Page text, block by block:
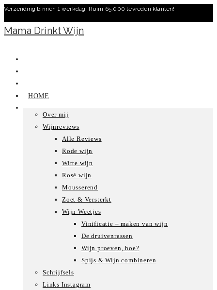
Ga
naar
inhoud
Verzending binnen 1 werkdag. Ruim 65.000 tevreden klanten!
Mama Drinkt Wijn
HOME
Over mij
Wijnreviews
Alle Reviews
Rode wijn
Witte wijn
Rosé wijn
Mousserend
Zoet & Versterkt
Wijn Weetjes
Vinificatie – maken van wijn
De druivenrassen
Wijn proeven, hoe?
Spijs & Wijn combineren
Schrijfsels
Links Instagram